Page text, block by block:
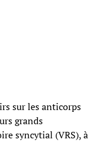
sur les anticorps
grands
syncytial (VRS), à